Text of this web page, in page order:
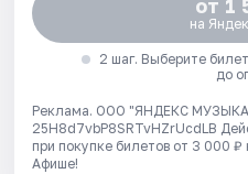
от 1
на
2 шаг. Выберите
до
Реклама. ООО "ЯНДЕКС
25H8d7vbP8SRTvHZrUcdLB
при покупке билетов от 3 000
Афише!